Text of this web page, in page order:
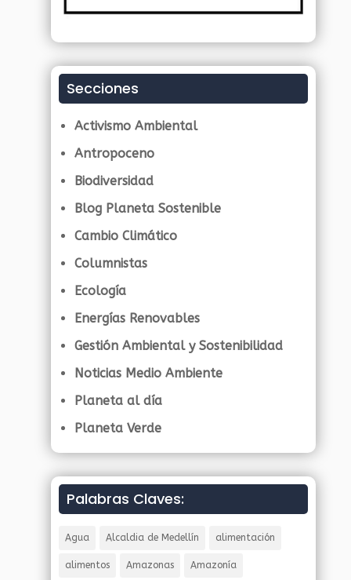
Secciones
Activismo Ambiental
Antropoceno
Biodiversidad
Blog Planeta Sostenible
Cambio Climático
Columnistas
Ecología
Energías Renovables
Gestión Ambiental y Sostenibilidad
Noticias Medio Ambiente
Planeta al día
Planeta Verde
Palabras Claves:
Agua Alcaldia de Medellín alimentación
alimentos Amazonas Amazonía